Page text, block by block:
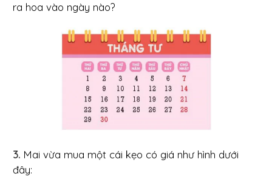
ra hoa vào ngày nào?
3. Mai vừa mua một cái kẹo có giá như hình dưới
đây: